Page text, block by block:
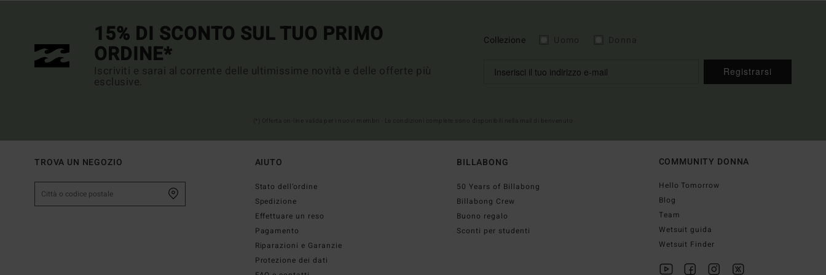
15% DI SCONTO SUL TUO PRIMO
ORDINE*
Iscriviti e sarai al corrente delle ultimissime novità e delle offerte più
esclusive.
Collezione
Registrarsi
TROVA UN NEGOZIO AIUTO
Stato dell’ordine
Spedizione
Effettuare un reso
Pagamento
Riparazioni e Garanzie
Protezione dei dati
BILLABONG
50 Years of Billabong
Billabong Crew
Buono regalo
Sconti per studenti
COMMUNITY DONNA
Hello Tomorrow
Blog
Team
Wetsuit guida
Wetsuit Finder